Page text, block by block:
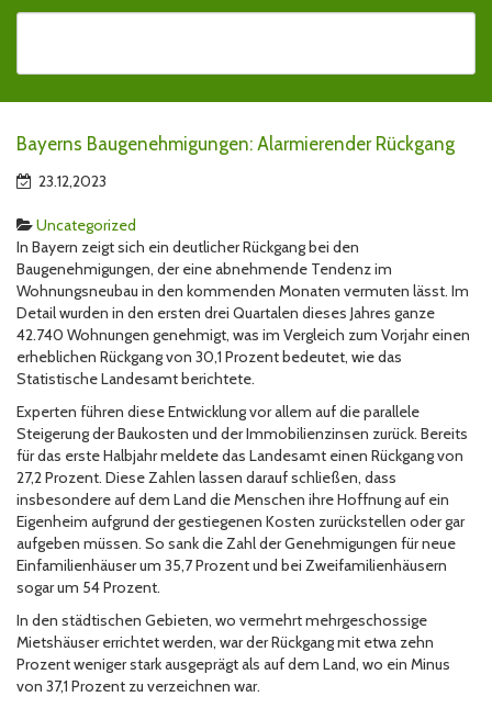
Bayerns Baugenehmigungen: Alarmierender Rückgang
23.12,2023
Uncategorized
In Bayern zeigt sich ein deutlicher Rückgang bei den
Baugenehmigungen, der eine abnehmende Tendenz im
Wohnungsneubau in den kommenden Monaten vermuten lässt. Im
Detail wurden in den ersten drei Quartalen dieses Jahres ganze
42.740 Wohnungen genehmigt, was im Vergleich zum Vorjahr einen
erheblichen Rückgang von 30,1 Prozent bedeutet, wie das
Statistische Landesamt berichtete.
Experten führen diese Entwicklung vor allem auf die parallele
Steigerung der Baukosten und der Immobilienzinsen zurück. Bereits
für das erste Halbjahr meldete das Landesamt einen Rückgang von
27,2 Prozent. Diese Zahlen lassen darauf schließen, dass
insbesondere auf dem Land die Menschen ihre Hoffnung auf ein
Eigenheim aufgrund der gestiegenen Kosten zurückstellen oder gar
aufgeben müssen. So sank die Zahl der Genehmigungen für neue
Einfamilienhäuser um 35,7 Prozent und bei Zweifamilienhäusern
sogar um 54 Prozent.
In den städtischen Gebieten, wo vermehrt mehrgeschossige
Mietshäuser errichtet werden, war der Rückgang mit etwa zehn
Prozent weniger stark ausgeprägt als auf dem Land, wo ein Minus
von 37,1 Prozent zu verzeichnen war.